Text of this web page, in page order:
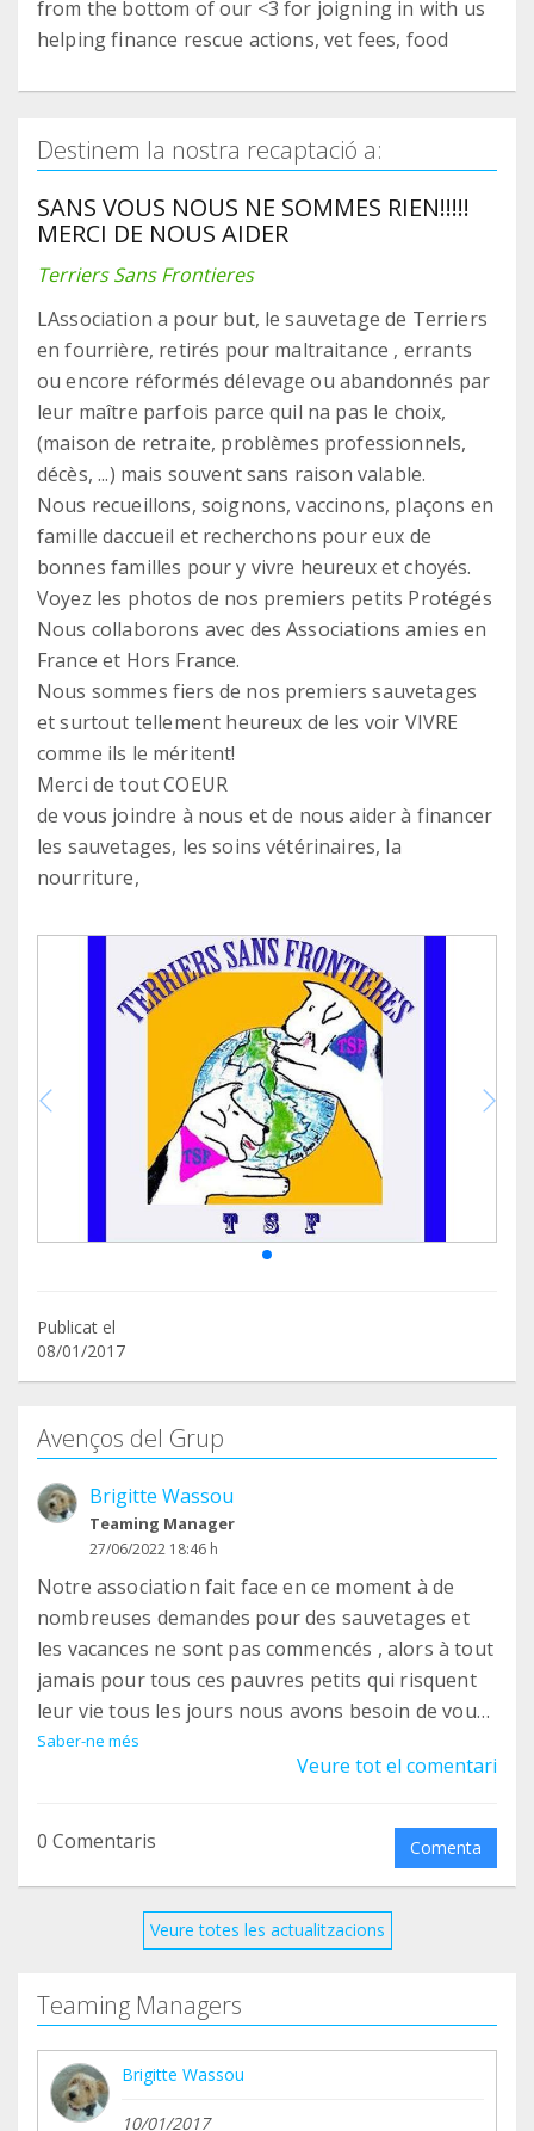
from the bottom of our <3 for joigning in with us
helping finance rescue actions, vet fees, food
Destinem la nostra recaptació a:
SANS VOUS NOUS NE SOMMES RIEN!!!!!
MERCI DE NOUS AIDER
Terriers Sans Frontieres
LAssociation a pour but, le sauvetage de Terriers
en fourrière, retirés pour maltraitance , errants
ou encore réformés délevage ou abandonnés par
leur maître parfois parce quil na pas le choix,
(maison de retraite, problèmes professionnels,
décès, ...) mais souvent sans raison valable.
Nous recueillons, soignons, vaccinons, plaçons en
famille daccueil et recherchons pour eux de
bonnes familles pour y vivre heureux et choyés.
Voyez les photos de nos premiers petits Protégés
Nous collaborons avec des Associations amies en
France et Hors France.
Nous sommes fiers de nos premiers sauvetages
et surtout tellement heureux de les voir VIVRE
comme ils le méritent!
Merci de tout COEUR
de vous joindre à nous et de nous aider à financer
les sauvetages, les soins vétérinaires, la
nourriture,
Publicat el
08/01/2017
Avenços del Grup
Brigitte Wassou
Teaming Manager
27/06/2022 18:46 h
Notre association fait face en ce moment à de
nombreuses demandes pour des sauvetages et
les vacances ne sont pas commencés , alors à tout
jamais pour tous ces pauvres petits qui risquent
leur vie tous les jours nous avons besoin de vous,
merci du fond de coeur
Saber-ne més
Veure tot el comentari
0 Comentaris Comenta
Veure totes les actualitzacions
Teaming Managers
Brigitte Wassou
10/01/2017